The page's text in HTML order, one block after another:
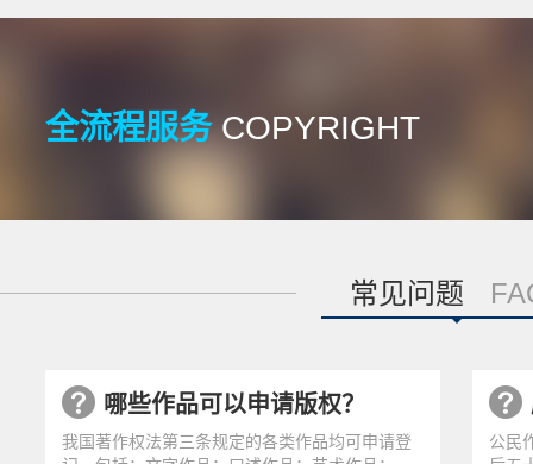
全流程服务COPYRIGHT
常见问题
哪些作品可以申请版权？
我国著作权法第三条规定的各类作品均可申请登
公民